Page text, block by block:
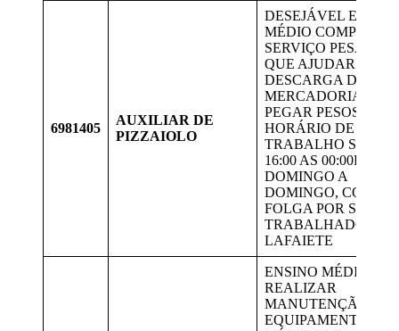
6981405
AUXILIAR DE
PIZZAIOLO
DESEJÁVEL
MÉDIO COMPLETO,
SERVIÇO PESADO
QUE AJUDAR NA
DESCARGA DE
MERCADORIAS”
PEGAR PESOS”
HORÁRIO DE
TRABALHO SERÁ
16:00 AS 00:00HS –
DOMINGO A
DOMINGO, COM
FOLGA POR
TRABALHADORES
LAFAIETE
ENSINO MÉDIO.
REALIZAR
MANUTENÇÃO DE
EQUIPAMENTOS